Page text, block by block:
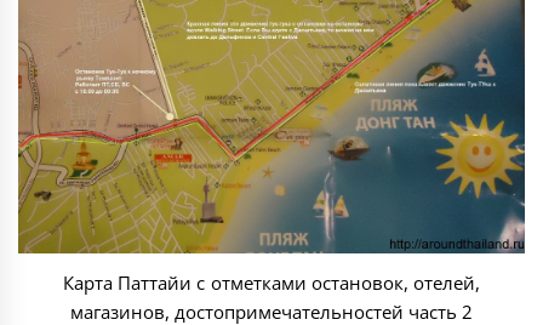
Карта Паттайи с отметками остановок, отелей,
магазинов, достопримечательностей часть 2